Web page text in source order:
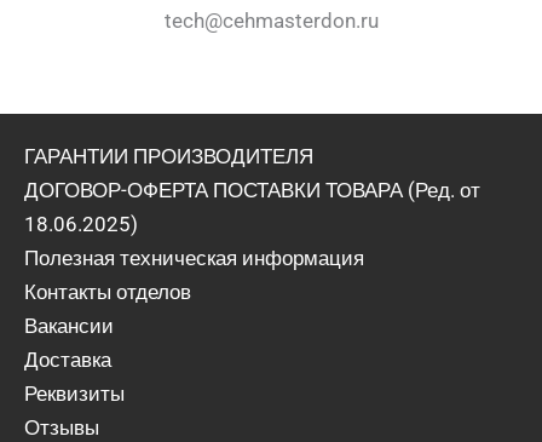
tech@cehmasterdon.ru
ГАРАНТИИ ПРОИЗВОДИТЕЛЯ
ДОГОВОР-ОФЕРТА ПОСТАВКИ ТОВАРА (Ред. от
18.06.2025)
Полезная техническая информация
Контакты отделов
Вакансии
Доставка
Реквизиты
Отзывы